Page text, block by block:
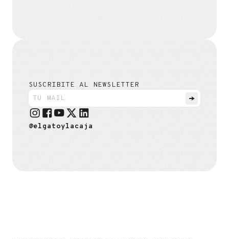
SUSCRIBITE AL NEWSLETTER
@elgatoylacaja